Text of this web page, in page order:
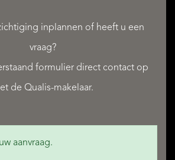
inplannen of heeft u een
vraag?
formulier direct contact op
de Qualis-makelaar.
aanvraag.